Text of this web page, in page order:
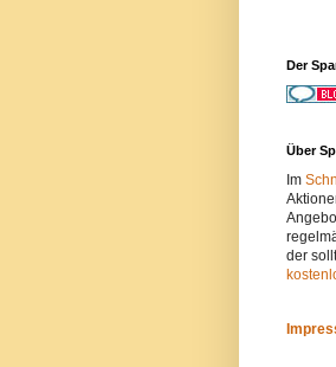
Der
Über
Im
der